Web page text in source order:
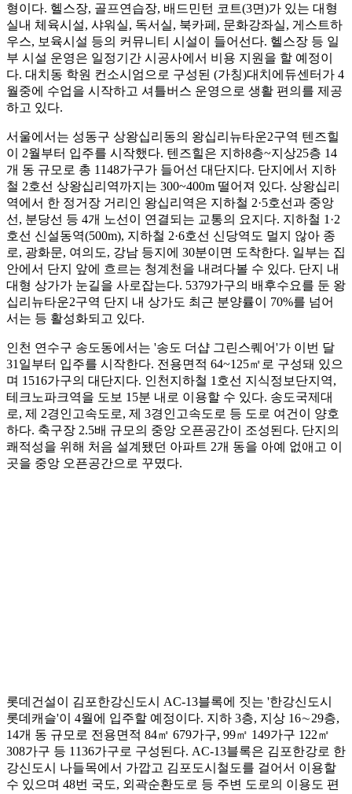
형이다. 헬스장, 골프연습장, 배드민턴 코트(3면)가 있는 대형
실내 체육시설, 샤워실, 독서실, 북카페, 문화강좌실, 게스트하
우스, 보육시설 등의 커뮤니티 시설이 들어선다. 헬스장 등 일
부 시설 운영은 일정기간 시공사에서 비용 지원을 할 예정이
다. 대치동 학원 컨소시엄으로 구성된 (가칭)대치에듀센터가 4
월중에 수업을 시작하고 셔틀버스 운영으로 생활 편의를 제공
하고 있다.
서울에서는 성동구 상왕십리동의 왕십리뉴타운2구역 텐즈힐
이 2월부터 입주를 시작했다. 텐즈힐은 지하8층~지상25층 14
개 동 규모로 총 1148가구가 들어선 대단지다. 단지에서 지하
철 2호선 상왕십리역까지는 300~400m 떨어져 있다. 상왕십리
역에서 한 정거장 거리인 왕십리역은 지하철 2·5호선과 중앙
선, 분당선 등 4개 노선이 연결되는 교통의 요지다. 지하철 1·2
호선 신설동역(500m), 지하철 2·6호선 신당역도 멀지 않아 종
로, 광화문, 여의도, 강남 등지에 30분이면 도착한다. 일부는 집
안에서 단지 앞에 흐르는 청계천을 내려다볼 수 있다. 단지 내
대형 상가가 눈길을 사로잡는다. 5379가구의 배후수요를 둔 왕
십리뉴타운2구역 단지 내 상가도 최근 분양률이 70%를 넘어
서는 등 활성화되고 있다.
인천 연수구 송도동에서는 '송도 더샵 그린스퀘어'가 이번 달
31일부터 입주를 시작한다. 전용면적 64~125㎡로 구성돼 있으
며 1516가구의 대단지다. 인천지하철 1호선 지식정보단지역,
테크노파크역을 도보 15분 내로 이용할 수 있다. 송도국제대
로, 제 2경인고속도로, 제 3경인고속도로 등 도로 여건이 양호
하다. 축구장 2.5배 규모의 중앙 오픈공간이 조성된다. 단지의
쾌적성을 위해 처음 설계됐던 아파트 2개 동을 아예 없애고 이
곳을 중앙 오픈공간으로 꾸몄다.
롯데건설이 김포한강신도시 AC-13블록에 짓는 '한강신도시
롯데캐슬'이 4월에 입주할 예정이다. 지하 3층, 지상 16∼29층,
14개 동 규모로 전용면적 84㎡ 679가구, 99㎡ 149가구 122㎡
308가구 등 1136가구로 구성된다. AC-13블록은 김포한강로 한
강신도시 나들목에서 가깝고 김포도시철도를 걸어서 이용할
수 있으며 48번 국도, 외곽순환도로 등 주변 도로의 이용도 편